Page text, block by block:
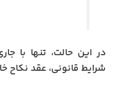
در این حالت، تنها با
شرایط قانونی، عقد نکاح